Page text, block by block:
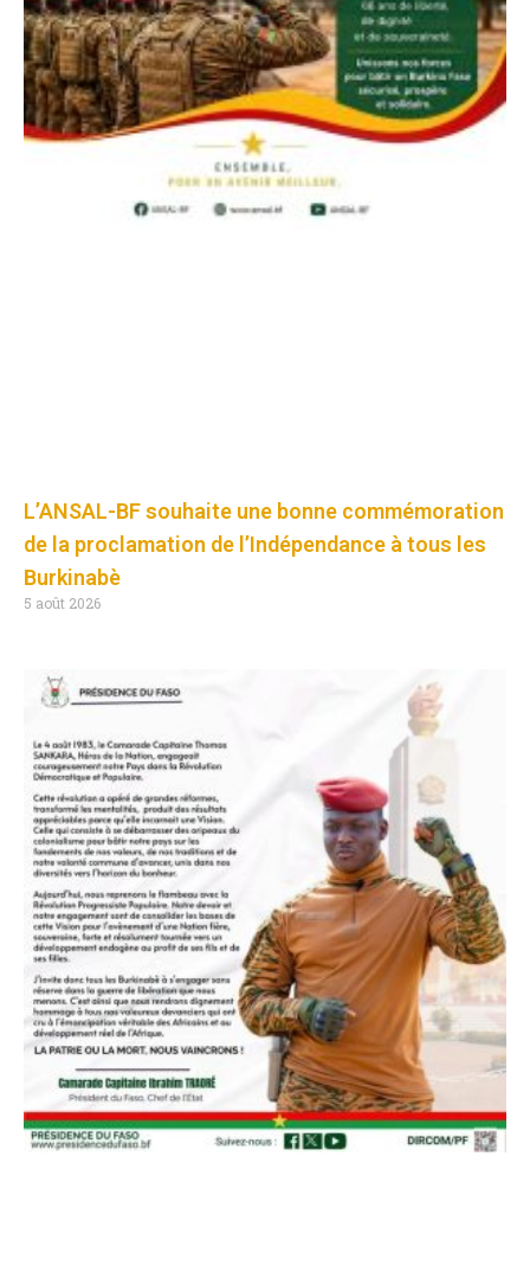
L’ANSAL-BF souhaite une bonne commémoration
de la proclamation de l’Indépendance à tous les
Burkinabè
5 août 2026